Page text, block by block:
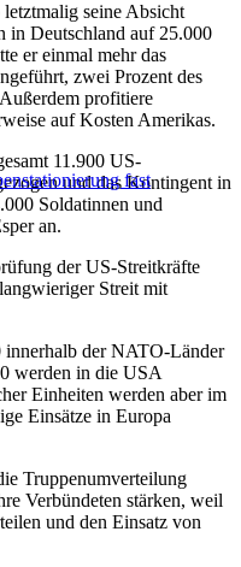
seine Absicht
in Deutschland auf 25.000
er einmal mehr das
zwei Prozent des
profitiere
auf Kosten Amerikas.
fast
11.900 US-
und das Kontingent in
Soldatinnen und
an.
der US-Streitkräfte
Streit mit
innerhalb der NATO-Länder
werden in die USA
Einheiten werden aber im
Einsätze in Europa
Truppenumverteilung
Verbündeten stärken, weil
und den Einsatz von